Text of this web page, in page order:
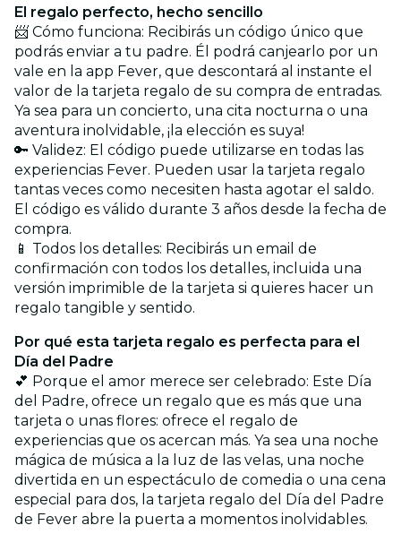
El regalo perfecto, hecho sencillo
📨 Cómo funciona: Recibirás un código único que
podrás enviar a tu padre. Él podrá canjearlo por un
vale en la app Fever, que descontará al instante el
valor de la tarjeta regalo de su compra de entradas.
Ya sea para un concierto, una cita nocturna o una
aventura inolvidable, ¡la elección es suya!
🔑 Validez: El código puede utilizarse en todas las
experiencias Fever. Pueden usar la tarjeta regalo
tantas veces como necesiten hasta agotar el saldo.
El código es válido durante 3 años desde la fecha de
compra.
📱 Todos los detalles: Recibirás un email de
confirmación con todos los detalles, incluida una
versión imprimible de la tarjeta si quieres hacer un
regalo tangible y sentido.
Por qué esta tarjeta regalo es perfecta para el
Día del Padre
💕 Porque el amor merece ser celebrado: Este Día
del Padre, ofrece un regalo que es más que una
tarjeta o unas flores: ofrece el regalo de
experiencias que os acercan más. Ya sea una noche
mágica de música a la luz de las velas, una noche
divertida en un espectáculo de comedia o una cena
especial para dos, la tarjeta regalo del Día del Padre
de Fever abre la puerta a momentos inolvidables.